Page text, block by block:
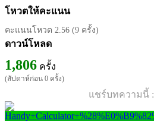
โหวตให้คะแนน
คะแนนโหวต 2.56 (9 ครั้ง)
ดาวน์โหลด
1,806 ครั้ง
(สัปดาห์ก่อน 0 ครั้ง)
แชร์บทความนี้ :